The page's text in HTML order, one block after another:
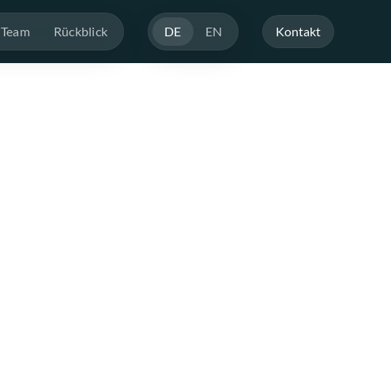
Team Rückblick DE EN Kontakt